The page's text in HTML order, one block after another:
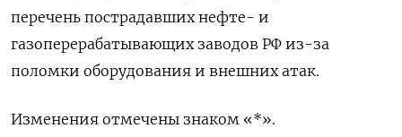
перечень пострадавших нефте- и
газоперерабатывающих заводов РФ из-за
поломки оборудования и внешних атак.
Изменения отмечены знаком «*».